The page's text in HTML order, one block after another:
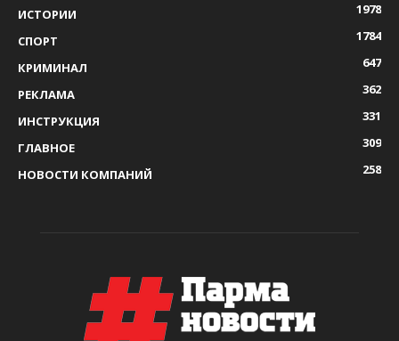
ИСТОРИИ
1978
СПОРТ
1784
КРИМИНАЛ
647
РЕКЛАМА
362
ИНСТРУКЦИЯ
331
ГЛАВНОЕ
309
НОВОСТИ КОМПАНИЙ
258